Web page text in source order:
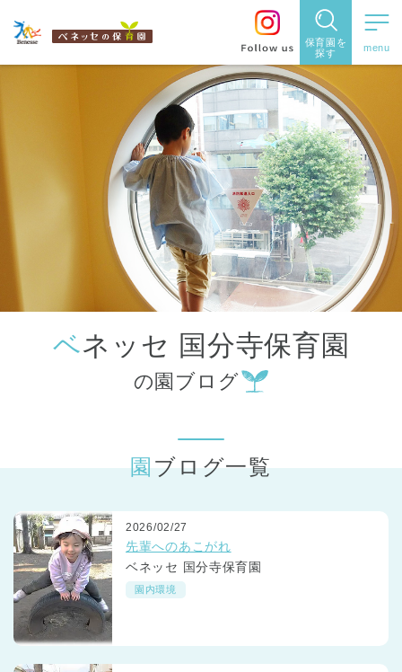
保育園を
探す
保育園を探す
住所・駅
名から探
す
都道府県
から探す
ベネッセ 国分寺保育園
の園ブログ
園ブログ一覧
2026/02/27
先輩へのあこがれ
ベネッセ 国分寺保育園
園内環境